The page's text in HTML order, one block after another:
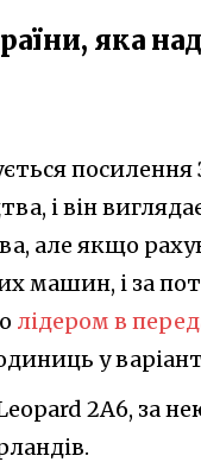
яка
і він
але якщо
машин, і за
лідером в
у
2A6, за